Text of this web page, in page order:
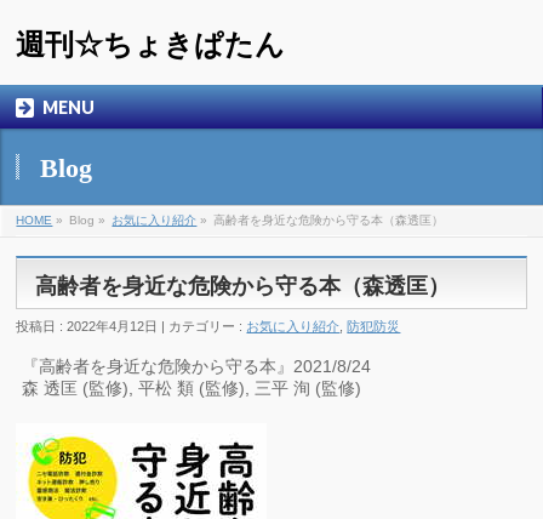
週刊☆ちょきぱたん
MENU
Blog
HOME » Blog » お気に入り紹介 » 高齢者を身近な危険から守る本（森透匡）
高齢者を身近な危険から守る本（森透匡）
投稿日 : 2022年4月12日 | カテゴリー : お気に入り紹介 ,防犯防災
『高齢者を身近な危険から守る本』2021/8/24
森 透匡 (監修), 平松 類 (監修), 三平 洵 (監修)